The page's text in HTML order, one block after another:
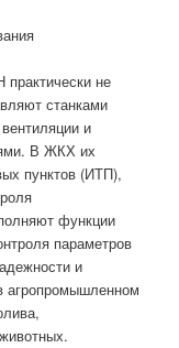
не
станками
и
В ЖКХ их
пунктов (ИТП),
функции
параметров
и
агропромышленном